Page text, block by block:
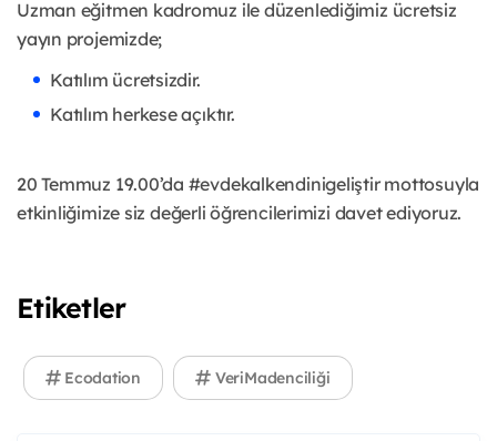
Uzman eğitmen kadromuz ile düzenlediğimiz ücretsiz
yayın projemizde;
Katılım ücretsizdir.
Katılım herkese açıktır.
20 Temmuz 19.00’da #evdekalkendinigeliştir mottosuyla
etkinliğimize siz değerli öğrencilerimizi davet ediyoruz.
Etiketler
Ecodation VeriMadenciliği